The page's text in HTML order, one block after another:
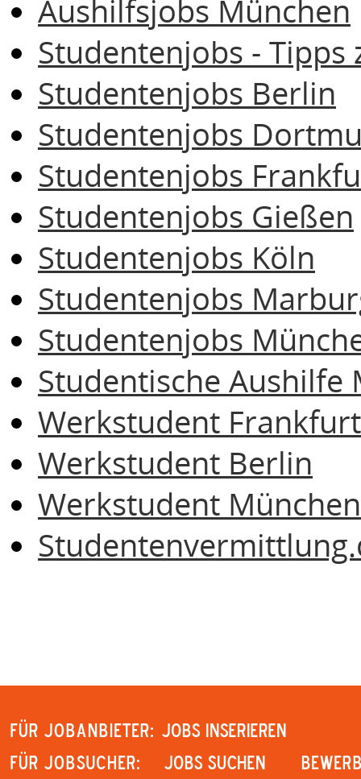
Aushilfsjobs München
Studentenjobs - Tipps
Studentenjobs Berlin
Studentenjobs
Studentenjobs
Studentenjobs Gießen
Studentenjobs Köln
Studentenjobs
Studentenjobs
Studentische Aushilfe
Werkstudent Frankfurt
Werkstudent Berlin
Werkstudent München
Für Jobanbieter: JOBS INSERIEREN
Für Jobsucher:
JOBS SUCHEN